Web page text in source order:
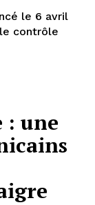
le 6 avril
contrôle
: une